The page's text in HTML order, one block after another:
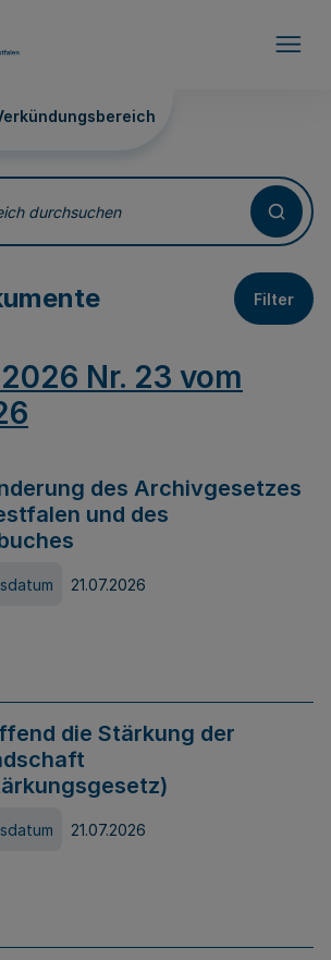
durchsuchen
Filter
2026 Nr. 23 vom
des Archivgesetzes
und des
21.07.2026
die Stärkung der
21.07.2026